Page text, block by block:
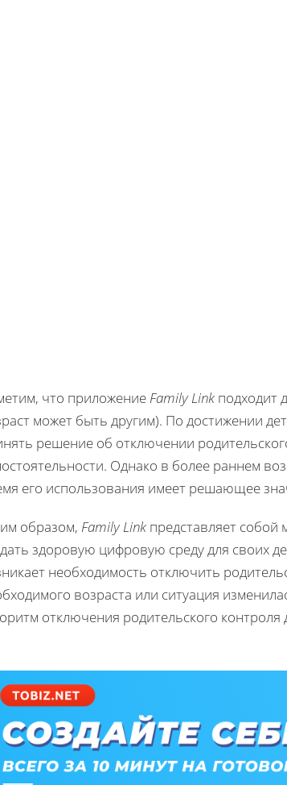
что приложение Family Link подходит
может быть другим). По достижении
решение об отключении
Однако в более раннем
его использования имеет решающее
образом, Family Link представляет
здоровую цифровую среду для своих
необходимость отключить
возраста или ситуация
отключения родительского